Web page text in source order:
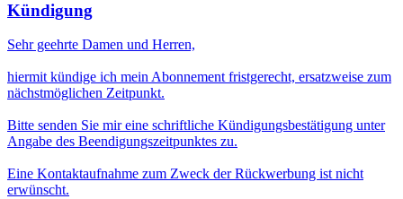
Kündigung
Sehr geehrte Damen und Herren,
hiermit kündige ich mein Abonnement fristgerecht, ersatzweise zum
nächstmöglichen Zeitpunkt.
Bitte senden Sie mir eine schriftliche Kündigungsbestätigung unter
Angabe des Beendigungszeitpunktes zu.
Eine Kontaktaufnahme zum Zweck der Rückwerbung ist nicht
erwünscht.